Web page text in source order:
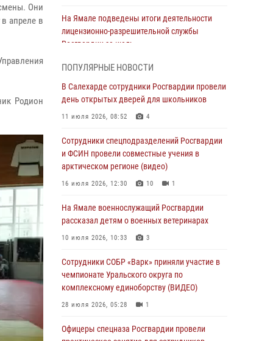
Они
апреле в
Родион
На Ямале подведены итоги деятельности
лицензионно-разрешительной службы
Росгвардии за июль
Росгвардия обеспечила общественный
порядок в период празднования Дня ВДВ на
Генерал-полковник Юрий Аверин выступил на
Всероссийском молодёжном
образовательном форуме «Территория
03 августа 2026, 06:54 2
Директор Росгвардии Герой России генерал
специалистов подразделений тыла с
профессиональным праздником
01 августа 2026, 11:28
мастерство на Ямале
ПОПУЛЯРНЫЕ НОВОСТИ
В Салехарде сотрудники Росгвардии провели
день открытых дверей для школьников
11 июля 2026, 08:52 4
Сотрудники спецподразделений Росгвардии
и ФСИН провели совместные учения в
арктическом регионе (видео)
16 июля 2026, 12:30 10 1
На Ямале военнослужащий Росгвардии
рассказал детям о военных ветеринарах
10 июля 2026, 10:33 3
Сотрудники СОБР «Варк» приняли участие в
чемпионате Уральского округа по
комплексному единоборству (ВИДЕО)
28 июля 2026, 05:28 1
Офицеры спецназа Росгвардии провели